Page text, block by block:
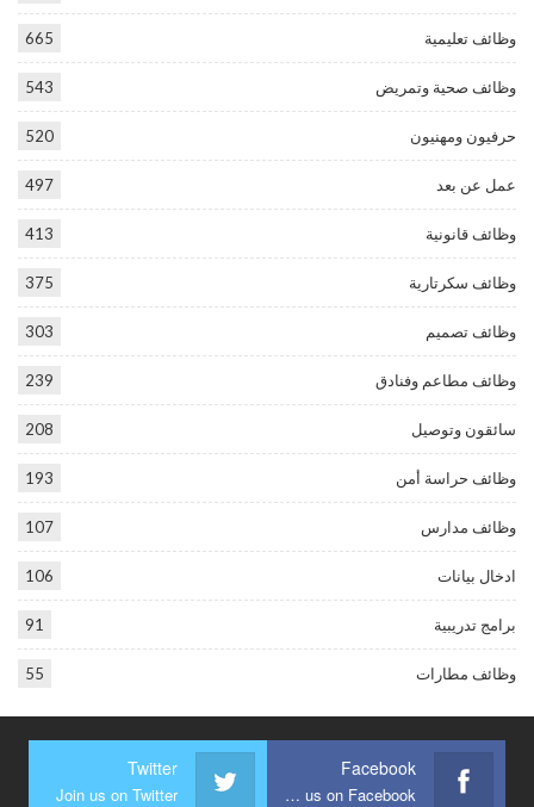
وظائف تعليمية 665
وظائف صحية وتمريض 543
حرفيون ومهنيون 520
عمل عن بعد 497
وظائف قانونية 413
وظائف سكرتارية 375
وظائف تصميم 303
وظائف مطاعم وفنادق 239
سائقون وتوصيل 208
وظائف حراسة أمن 193
وظائف مدارس 107
ادخال بيانات 106
برامج تدريبية 91
وظائف مطارات 55
Facebook
Join us on Facebook
Twitter
Join us on Twitter